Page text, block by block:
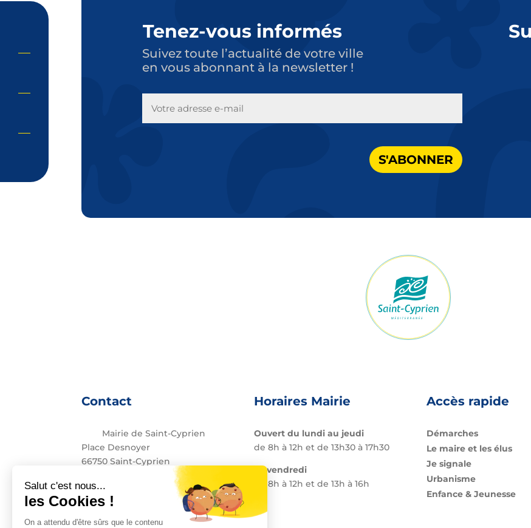
Tenez-vous informés
Suivez toute l’actualité de votre ville
en vous abonnant à la newsletter !
S'ABONNER
Contact
Mairie de Saint-Cyprien
Place Desnoyer
66750 Saint-Cyprien
contact@stcyprien.fr
Horaires Mairie
Ouvert du lundi au jeudi
de 8h à 12h et de 13h30 à 17h30
Le vendredi
de 8h à 12h et de 13h à 16h
Accès rapide
Démarches
Le maire et les élus
Je signale
Urbanisme
Enfance & Jeunesse